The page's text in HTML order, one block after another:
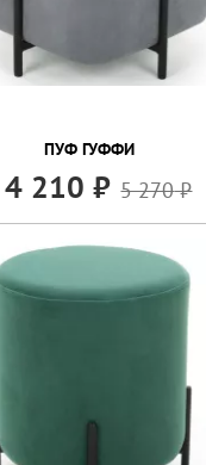
ПУФ ГУФФИ
4 210 5 270